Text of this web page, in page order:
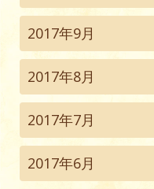
2017年9月
2017年8月
2017年7月
2017年6月